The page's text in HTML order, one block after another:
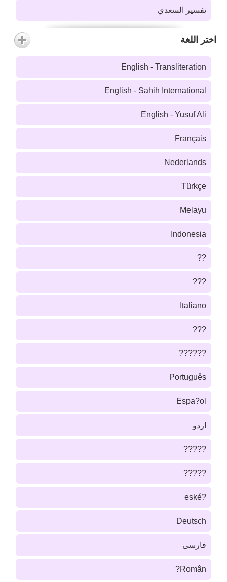
تفسير السعدي
اختر اللغة
English - Transliteration
English - Sahih International
English - Yusuf Ali
Français
Nederlands
Türkçe
Melayu
Indonesia
??
???
Italiano
???
??????
Português
Espa?ol
اردو
?????
?????
?eské
Deutsch
فارسى
Român?